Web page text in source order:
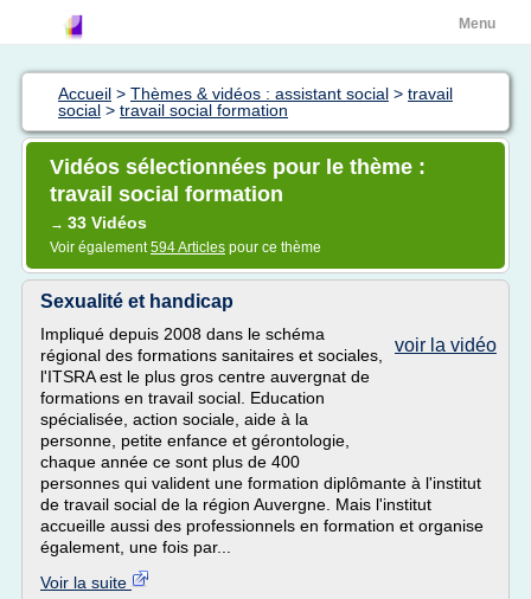
Menu
Accueil > Thèmes & vidéos : assistant social > travail
social > travail social formation
Vidéos sélectionnées pour le thème :
travail social formation
→ 33 Vidéos
Voir également594 Articles pour ce thème
Sexualité et handicap
voir la vidéo
Impliqué depuis 2008 dans le schéma
régional des formations sanitaires et sociales,
l'ITSRA est le plus gros centre auvergnat de
formations en travail social. Education
spécialisée, action sociale, aide à la
personne, petite enfance et gérontologie,
chaque année ce sont plus de 400
personnes qui valident une formation diplômante à l'institut
de travail social de la région Auvergne. Mais l'institut
accueille aussi des professionnels en formation et organise
également, une fois par...
Voir la suite